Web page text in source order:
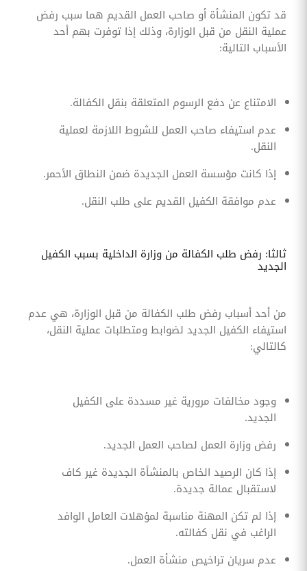
قد تكون المنشأة أو صاحب العمل القديم هما سبب رفض
عملية النقل من قبل الوزارة، وذلك إذا توفرت بهم أحد
الأسباب التالية:
الامتناع عن دفع الرسوم المتعلقة بنقل الكفالة.
عدم استيفاء صاحب العمل للشروط اللازمة لعملية
النقل.
إذا كانت مؤسسة العمل الجديدة ضمن النطاق الأحمر.
عدم موافقة الكفيل القديم على طلب النقل.
ثالثا: رفض طلب الكفالة من وزارة الداخلية بسبب الكفيل
الجديد
من أحد أسباب رفض طلب الكفالة من قبل الوزارة، هي عدم
استيفاء الكفيل الجديد لضوابط ومتطلبات عملية النقل،
كالتالي:
وجود مخالفات مرورية غير مسددة على الكفيل
الجديد.
رفض وزارة العمل لصاحب العمل الجديد.
إذا كان الرصيد الخاص بالمنشأة الجديدة غير كاف
لاستقبال عمالة جديدة.
إذا لم تكن المهنة مناسبة لمؤهلات العامل الوافد
الراغب في نقل كفالته.
عدم سريان تراخيص منشأة العمل.